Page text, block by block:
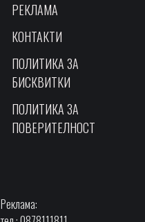
РЕКЛАМА
КОНТАКТИ
ПОЛИТИКА ЗА
БИСКВИТКИ
ПОЛИТИКА ЗА
ПОВЕРИТЕЛНОСТ
Реклама: